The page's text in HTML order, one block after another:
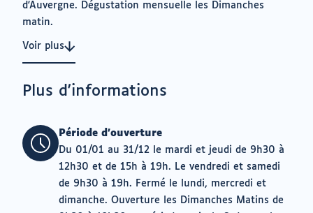
d'Auvergne. Dégustation mensuelle les Dimanches
matin.
Voir plus
Plus d'informations
Période d'ouverture
Du 01/01 au 31/12 le mardi et jeudi de 9h30 à
12h30 et de 15h à 19h. Le vendredi et samedi
de 9h30 à 19h. Fermé le lundi, mercredi et
dimanche. Ouverture les Dimanches Matins de